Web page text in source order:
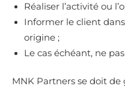
Réaliser l’activité ou
Informer le client
origine ;
Le cas échéant, ne
MNK Partners se doit